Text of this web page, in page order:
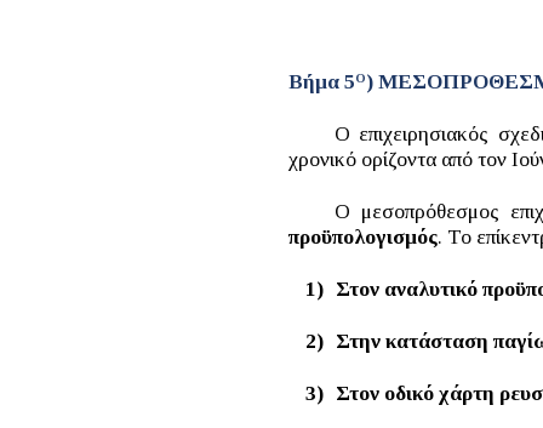
Βήμα 5Ο)
Ο επιχειρησιακός
χρονικό ορίζοντα από τον
Ο μεσοπρόθεσμος
προϋπολογισμός. Το
1) Στον αναλυτικό
2) Στην κατάσταση
3) Στον οδικό χάρτη